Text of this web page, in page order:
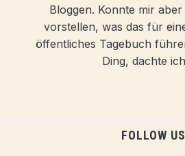
Bloggen. Konnte mir
vorstellen, was das für
öffentliches Tagebuch
Ding, dachte
FOLLOW US